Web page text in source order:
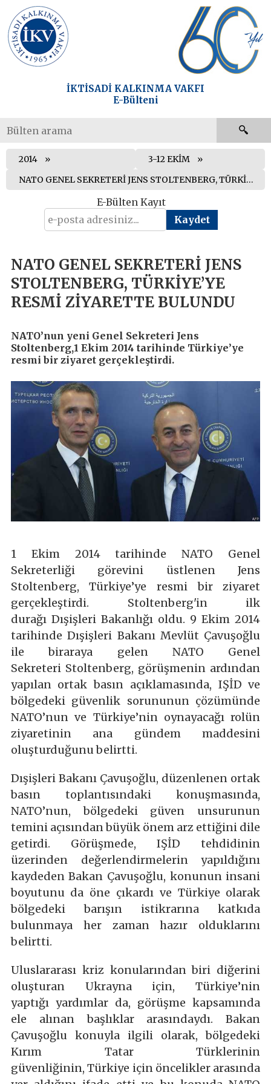
İKTİSADİ KALKINMA VAKFI
E-Bülteni
2014
3-12 EKİM
NATO GENEL SEKRETERİ JENS STOLTENBERG, TÜRKİYE’YE RESMİ ZİYARETTE BULUNDU
E-Bülten Kayıt
NATO GENEL SEKRETERİ JENS
STOLTENBERG, TÜRKİYE’YE
RESMİ ZİYARETTE BULUNDU
NATO’nun yeni Genel Sekreteri Jens
Stoltenberg,1 Ekim 2014 tarihinde Türkiye’ye
resmi bir ziyaret gerçekleştirdi.
1 Ekim 2014 tarihinde NATO Genel
Sekreterliği görevini üstlenen Jens
Stoltenberg, Türkiye’ye resmi bir ziyaret
gerçekleştirdi. Stoltenberg'in ilk
durağı Dışişleri Bakanlığı oldu. 9 Ekim 2014
tarihinde Dışişleri Bakanı Mevlüt Çavuşoğlu
ile biraraya gelen NATO Genel
Sekreteri Stoltenberg, görüşmenin ardından
yapılan ortak basın açıklamasında, IŞİD ve
bölgedeki güvenlik sorununun çözümünde
NATO’nun ve Türkiye’nin oynayacağı rolün
ziyaretinin ana gündem maddesini
oluşturduğunu belirtti.
Dışişleri Bakanı Çavuşoğlu, düzenlenen ortak
basın toplantısındaki konuşmasında,
NATO’nun, bölgedeki güven unsurunun
temini açısından büyük önem arz ettiğini dile
getirdi. Görüşmede, IŞİD tehdidinin
üzerinden değerlendirmelerin yapıldığını
kaydeden Bakan Çavuşoğlu, konunun insani
boyutunu da öne çıkardı ve Türkiye olarak
bölgedeki barışın istikrarına katkıda
bulunmaya her zaman hazır olduklarını
belirtti.
Uluslararası kriz konularından biri diğerini
oluşturan Ukrayna için, Türkiye’nin
yaptığı yardımlar da, görüşme kapsamında
ele alınan başlıklar arasındaydı. Bakan
Çavuşoğlu konuyla ilgili olarak, bölgedeki
Kırım Tatar Türklerinin
güvenliğinin, Türkiye için öncelikler arasında